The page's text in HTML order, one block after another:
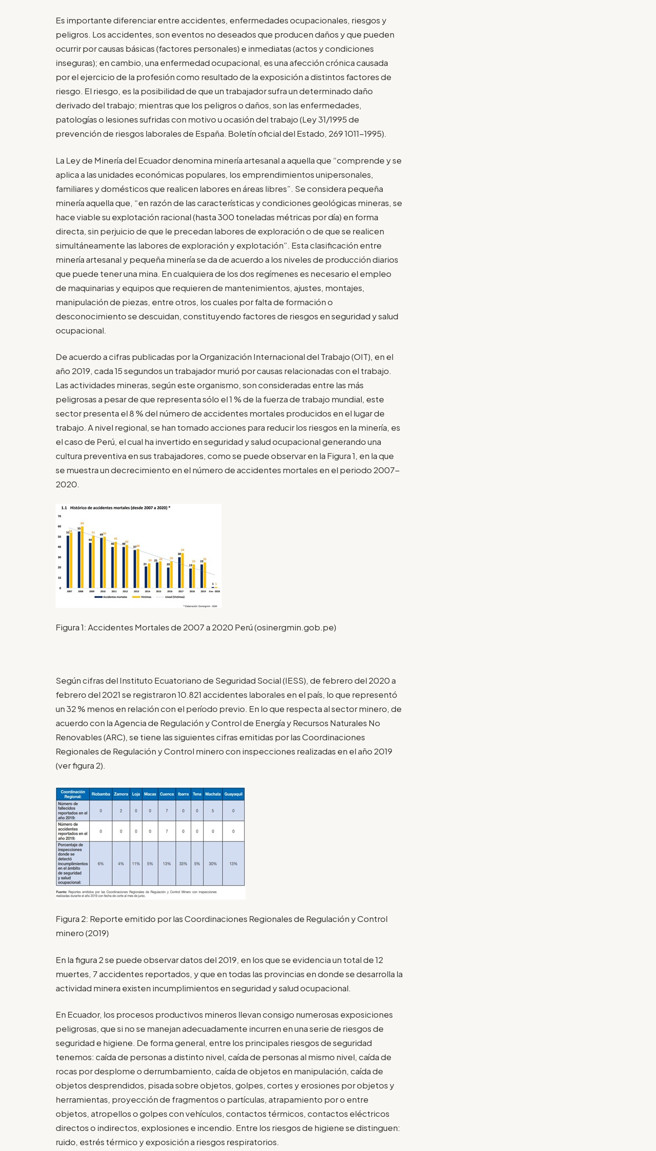
Es importante diferenciar entre accidentes, enfermedades ocupacionales, riesgos y
peligros. Los accidentes, son eventos no deseados que producen daños y que pueden
ocurrir por causas básicas (factores personales) e inmediatas (actos y condiciones
inseguras); en cambio, una enfermedad ocupacional, es una afección crónica causada
por el ejercicio de la profesión como resultado de la exposición a distintos factores de
riesgo. El riesgo, es la posibilidad de que un trabajador sufra un determinado daño
derivado del trabajo; mientras que los peligros o daños, son las enfermedades,
patologías o lesiones sufridas con motivo u ocasión del trabajo (Ley 31/1995 de
prevención de riesgos laborales de España. Boletín oficial del Estado, 269 1011-1995).
La Ley de Minería del Ecuador denomina minería artesanal a aquella que “comprende y se
aplica a las unidades económicas populares, los emprendimientos unipersonales,
familiares y domésticos que realicen labores en áreas libres”. Se considera pequeña
minería aquella que, “en razón de las características y condiciones geológicas mineras, se
hace viable su explotación racional (hasta 300 toneladas métricas por día) en forma
directa, sin perjuicio de que le precedan labores de exploración o de que se realicen
simultáneamente las labores de exploración y explotación”. Esta clasificación entre
minería artesanal y pequeña minería se da de acuerdo a los niveles de producción diarios
que puede tener una mina. En cualquiera de los dos regímenes es necesario el empleo
de maquinarias y equipos que requieren de mantenimientos, ajustes, montajes,
manipulación de piezas, entre otros, los cuales por falta de formación o
desconocimiento se descuidan, constituyendo factores de riesgos en seguridad y salud
ocupacional.
De acuerdo a cifras publicadas por la Organización Internacional del Trabajo (OIT), en el
año 2019, cada 15 segundos un trabajador murió por causas relacionadas con el trabajo.
Las actividades mineras, según este organismo, son consideradas entre las más
peligrosas a pesar de que representa sólo el 1 % de la fuerza de trabajo mundial, este
sector presenta el 8 % del número de accidentes mortales producidos en el lugar de
trabajo. A nivel regional, se han tomado acciones para reducir los riesgos en la minería, es
el caso de Perú, el cual ha invertido en seguridad y salud ocupacional generando una
cultura preventiva en sus trabajadores, como se puede observar en la Figura 1, en la que
se muestra un decrecimiento en el número de accidentes mortales en el periodo 2007-
2020.
Figura 1: Accidentes Mortales de 2007 a 2020 Perú (osinergmin.gob.pe)
Según cifras del Instituto Ecuatoriano de Seguridad Social (IESS), de febrero del 2020 a
febrero del 2021 se registraron 10.821 accidentes laborales en el país, lo que representó
un 32 % menos en relación con el período previo. En lo que respecta al sector minero, de
acuerdo con la Agencia de Regulación y Control de Energía y Recursos Naturales No
Renovables (ARC), se tiene las siguientes cifras emitidas por las Coordinaciones
Regionales de Regulación y Control minero con inspecciones realizadas en el año 2019
(ver figura 2).
Figura 2: Reporte emitido por las Coordinaciones Regionales de Regulación y Control
minero (2019)
En la figura 2 se puede observar datos del 2019, en los que se evidencia un total de 12
muertes, 7 accidentes reportados, y que en todas las provincias en donde se desarrolla la
actividad minera existen incumplimientos en seguridad y salud ocupacional.
En Ecuador, los procesos productivos mineros llevan consigo numerosas exposiciones
peligrosas, que si no se manejan adecuadamente incurren en una serie de riesgos de
seguridad e higiene. De forma general, entre los principales riesgos de seguridad
tenemos: caída de personas a distinto nivel, caída de personas al mismo nivel, caída de
rocas por desplome o derrumbamiento, caída de objetos en manipulación, caída de
objetos desprendidos, pisada sobre objetos, golpes, cortes y erosiones por objetos y
herramientas, proyección de fragmentos o partículas, atrapamiento por o entre
objetos, atropellos o golpes con vehículos, contactos térmicos, contactos eléctricos
directos o indirectos, explosiones e incendio. Entre los riesgos de higiene se distinguen:
ruido, estrés térmico y exposición a riesgos respiratorios.